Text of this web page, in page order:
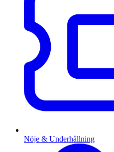
Nöje & Underhållning